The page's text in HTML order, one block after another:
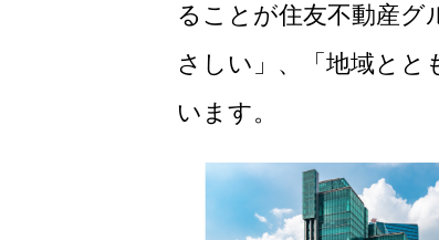
ることが住友不動産グ
さしい」、「地域とと